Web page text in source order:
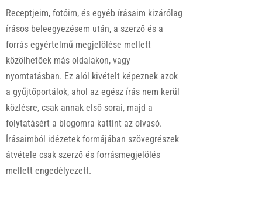
Receptjeim, fotóim, és egyéb írásaim kizárólag
írásos beleegyezésem után, a szerző és a
forrás egyértelmű megjelölése mellett
közölhetőek más oldalakon, vagy
nyomtatásban. Ez alól kivételt képeznek azok
a gyűjtőportálok, ahol az egész írás nem kerül
közlésre, csak annak első sorai, majd a
folytatásért a blogomra kattint az olvasó.
Írásaimból idézetek formájában szövegrészek
átvétele csak szerző és forrásmegjelölés
mellett engedélyezett.